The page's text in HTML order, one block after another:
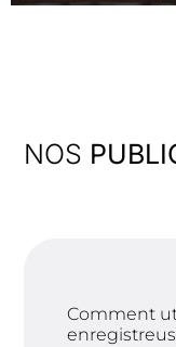
NOS
Comment